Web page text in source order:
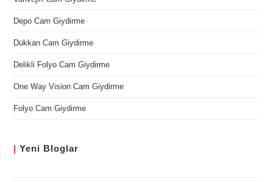
Depo Cam Giydirme
Dükkan Cam Giydirme
Delikli Folyo Cam Giydirme
One Way Vision Cam Giydirme
Folyo Cam Giydirme
| Yeni Bloglar